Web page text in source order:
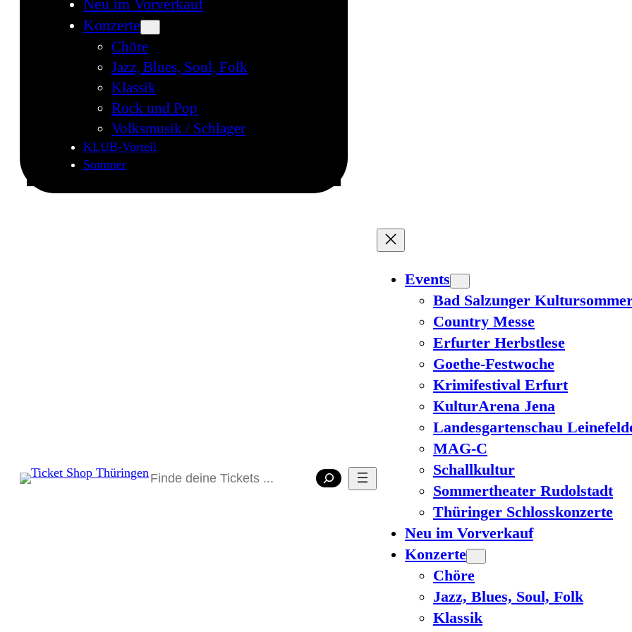
Neu im Vorverkauf
Konzerte
Chöre
Jazz, Blues, Soul, Folk
Klassik
Rock und Pop
Volksmusik / Schlager
KLUB-Vorteil
Sommer
Suchen
Events
Bad Salzunger
Country Messe
Erfurter Herbstlese
Goethe-Festwoche
Krimifestival Erfurt
KulturArena Jena
Landesgartenschau
MAG-C
Schallkultur
Sommertheater Rudolstadt
Thüringer Schlosskonzerte
Neu im Vorverkauf
Konzerte
Chöre
Jazz, Blues, Soul, Folk
Klassik